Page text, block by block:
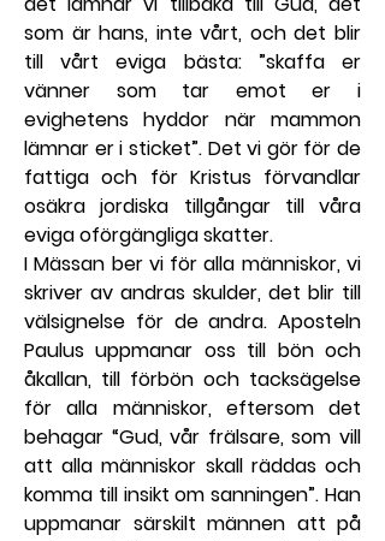
som är hans, inte vårt, och det blir
till vårt eviga bästa: ”skaffa er
vänner som tar emot er i
evighetens hyddor när mammon
lämnar er i sticket”. Det vi gör för de
fattiga och för Kristus förvandlar
osäkra jordiska tillgångar till våra
eviga oförgängliga skatter.
I Mässan ber vi för alla människor, vi
skriver av andras skulder, det blir till
välsignelse för de andra. Aposteln
Paulus uppmanar oss till bön och
åkallan, till förbön och tacksägelse
för alla människor, eftersom det
behagar “Gud, vår frälsare, som vill
att alla människor skall räddas och
komma till insikt om sanningen”. Han
uppmanar särskilt männen att på